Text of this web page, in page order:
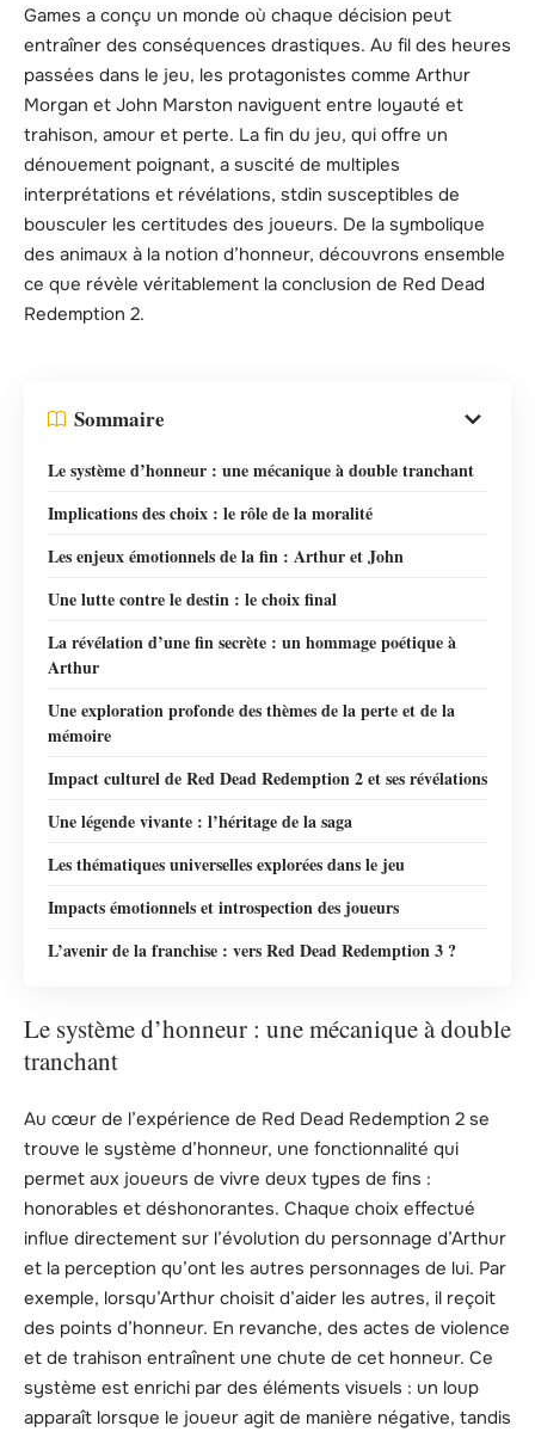
Games a conçu un monde où chaque décision peut
entraîner des conséquences drastiques. Au fil des heures
passées dans le jeu, les protagonistes comme Arthur
Morgan et John Marston naviguent entre loyauté et
trahison, amour et perte. La fin du jeu, qui offre un
dénouement poignant, a suscité de multiples
interprétations et révélations, stdin susceptibles de
bousculer les certitudes des joueurs. De la symbolique
des animaux à la notion d’honneur, découvrons ensemble
ce que révèle véritablement la conclusion de Red Dead
Redemption 2.
Sommaire
Le système d’honneur : une mécanique à double tranchant
Implications des choix : le rôle de la moralité
Les enjeux émotionnels de la fin : Arthur et John
Une lutte contre le destin : le choix final
La révélation d’une fin secrète : un hommage poétique à
Arthur
Une exploration profonde des thèmes de la perte et de la
mémoire
Impact culturel de Red Dead Redemption 2 et ses révélations
Une légende vivante : l’héritage de la saga
Les thématiques universelles explorées dans le jeu
Impacts émotionnels et introspection des joueurs
L’avenir de la franchise : vers Red Dead Redemption 3 ?
Le système d’honneur : une mécanique à double
tranchant
Au cœur de l’expérience de Red Dead Redemption 2 se
trouve le système d’honneur, une fonctionnalité qui
permet aux joueurs de vivre deux types de fins :
honorables et déshonorantes. Chaque choix effectué
influe directement sur l’évolution du personnage d’Arthur
et la perception qu’ont les autres personnages de lui. Par
exemple, lorsqu’Arthur choisit d’aider les autres, il reçoit
des points d’honneur. En revanche, des actes de violence
et de trahison entraînent une chute de cet honneur. Ce
système est enrichi par des éléments visuels : un loup
apparaît lorsque le joueur agit de manière négative, tandis